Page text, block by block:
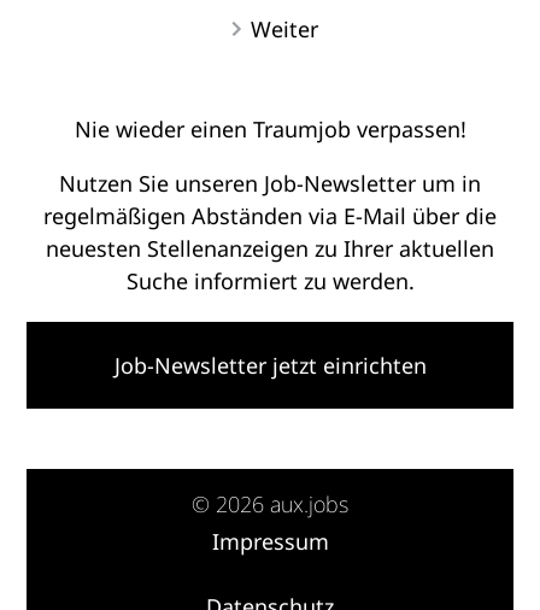
Weiter
Nie wieder einen Traumjob verpassen!
Nutzen Sie unseren Job-Newsletter um in
regelmäßigen Abständen via E-Mail über die
neuesten Stellenanzeigen zu Ihrer aktuellen
Suche informiert zu werden.
Job-Newsletter jetzt einrichten
© 2026 aux.jobs
Impressum